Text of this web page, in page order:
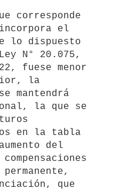
el
lo dispuesto
N° 20.075,
fuese menor
la
mantendrá
la que se
en la tabla
del
que